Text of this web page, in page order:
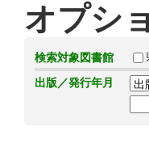
オプシ
検索対象図書館
出版／発行年月